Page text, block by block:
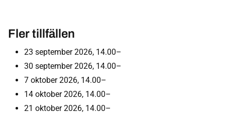
Fler tillfällen
23 september 2026, 14.00–
30 september 2026, 14.00–
7 oktober 2026, 14.00–
14 oktober 2026, 14.00–
21 oktober 2026, 14.00–